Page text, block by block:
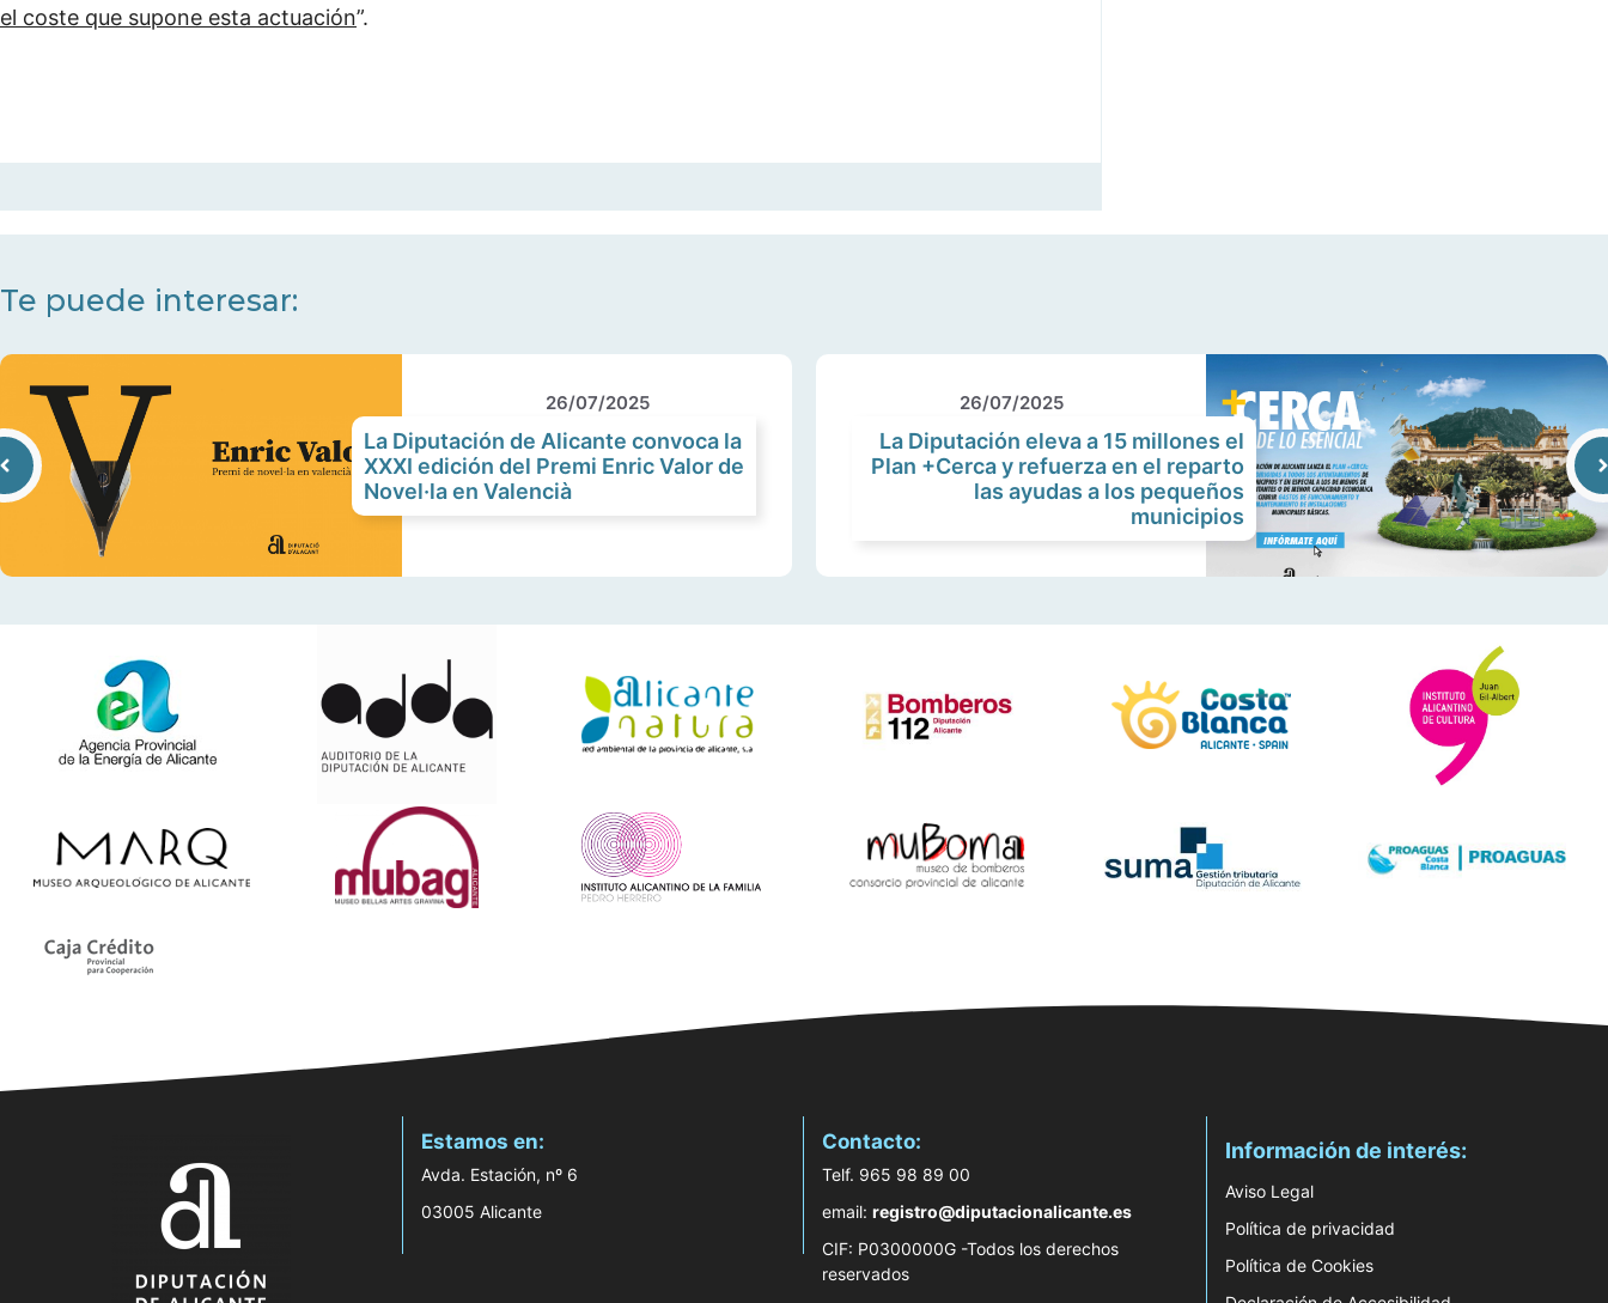
el coste que supone esta actuación”.
Te puede interesar:
26/07/2025
La Diputación de Alicante convoca la
XXXI edición del Premi Enric Valor de
Novel·la en Valencià
26/07/2025
La Diputación eleva a 15 millones el
Plan +Cerca y refuerza en el reparto
las ayudas a los pequeños
municipios
Estamos en:
Avda. Estación, nº 6
03005 Alicante
Contacto:
Telf. 965 98 89 00
email: registro@diputacionalicante.es
CIF: P0300000G -Todos los derechos
reservados
Información de interés:
Aviso Legal
Política de privacidad
Política de Cookies